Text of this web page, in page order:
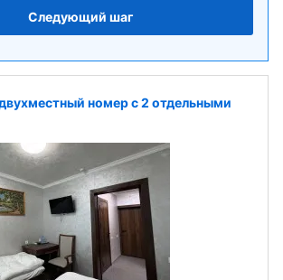
Следующий шаг
номер с 2 отдельными